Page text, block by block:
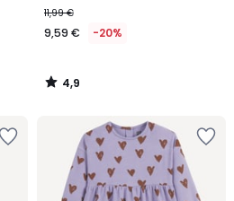
11,99 €
9,59 € -20%
4,9
/